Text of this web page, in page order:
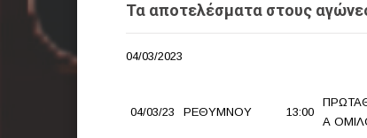
Τα αποτελέσματα στους
04/03/2023
04/03/23 ΡΕΘΥΜΝΟΥ 13:00
Α